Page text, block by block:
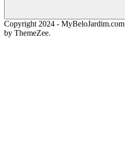
Copyright 2024 - MyBeloJardim.com
by ThemeZee.